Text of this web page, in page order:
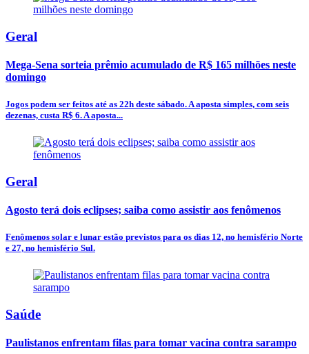
Geral
Mega-Sena sorteia prêmio acumulado de R$ 165 milhões neste
domingo
Jogos podem ser feitos até as 22h deste sábado. A aposta simples, com seis
dezenas, custa R$ 6. A aposta...
Geral
Agosto terá dois eclipses; saiba como assistir aos fenômenos
Fenômenos solar e lunar estão previstos para os dias 12, no hemisfério Norte
e 27, no hemisfério Sul.
Saúde
Paulistanos enfrentam filas para tomar vacina contra sarampo